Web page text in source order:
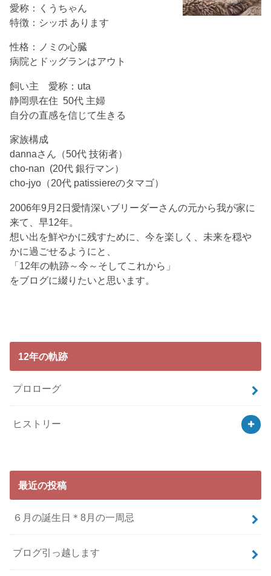
愛称：くうちゃん
特徴：シッポ あります
性格：ノミの心臓
病院とドッグランはアウト
飼い主 愛称：uta
静岡県在住 50代 主婦
自分の直感を信じて生きる
家族構成
dannaさん（50代 技術者）
cho-nan (20代 銀行マン）
cho-jyo（20代 patissiereのタマゴ）
2006年9月2日愛情深いブリーダーさんの元から我が家に
来て、早12年。
想い出を鮮やかに残すために、今を楽しく、未来を穏や
かに過ごせるようにと、
「12年の軌跡～今～そしてこれから」
をブログに綴りたいと思います。
12年の軌跡
プロローグ
ヒストリー
最近の投稿
６月の誕生日＊8月の一周忌
ブログ引っ越します